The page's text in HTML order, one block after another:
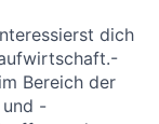
dich
Bereich der
und -